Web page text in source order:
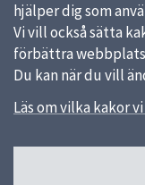
hjälper dig som
Vi vill också sätta
förbättra
Du kan när du vill
Läs om vilka kakor